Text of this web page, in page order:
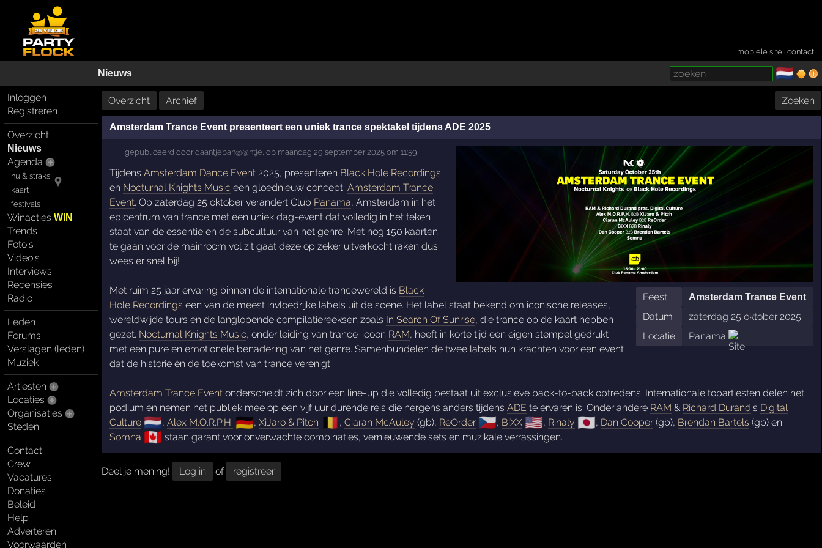
mobiele site ·contact
Nieuws 🇳🇱
Inloggen
Registreren
Overzicht
Nieuws
Agenda
nu & straks
kaart
festivals
WinactiesWIN
Trends
Foto's
Video's
Interviews
Recensies
Radio
Leden
Forums
Verslagen (leden)
Muziek
Artiesten
Locaties
Organisaties
Steden
Contact
Crew
Vacatures
Donaties
Beleid
Help
Adverteren
Voorwaarden
Overzicht Archief Zoeken
Amsterdam Trance Event presenteert een uniek trance spektakel tijdens ADE 2025
gepubliceerd doordaantjeban@@ntje, op maandag 29 september 2025 om 11:59
Feest Amsterdam Trance Event
Datum
zaterdag 25 oktober 2025
Locatie
Panama
Tijdens Amsterdam Dance Event2025, presenteren Black Hole Recordings
en Nocturnal Knights Music een gloednieuw concept: Amsterdam Trance
Event. Op zaterdag 25 oktober verandert Club Panama, Amsterdam in het
epicentrum van trance met een uniek dag-event dat volledig in het teken
staat van de essentie en de subcultuur van het genre. Met nog 150 kaarten
te gaan voor de mainroom vol zit gaat deze op zeker uitverkocht raken dus
wees er snel bij!
Met ruim 25 jaar ervaring binnen de internationale trancewereld is Black
Hole Recordings een van de meest invloedrijke labels uit de scene. Het label staat bekend om iconische releases,
wereldwijde tours en de langlopende compilatiereeksen zoals In Search Of Sunrise, die trance op de kaart hebben
gezet. Nocturnal Knights Music, onder leiding van trance-icoon RAM, heeft in korte tijd een eigen stempel gedrukt
met een pure en emotionele benadering van het genre. Samenbundelen de twee labels hun krachten voor een event
dat de historie én de toekomst van trance verenigt.
Amsterdam Trance Eventonderscheidt zich door een line-up die volledig bestaat uit exclusieve back-to-back optredens. Internationale topartiesten delen het
podium en nemen het publiek mee op een vijf uur durende reis die nergens anders tijdens ADE te ervaren is. Onder andere RAM & Richard Durand's Digital
Culture 🇳🇱, Alex M.O.R.P.H. 🇩🇪, XiJaro & Pitch 🇧🇪 , Ciaran McAuley (gb), ReOrder 🇨🇿, BiXX 🇺🇸, Rinaly 🇯🇵, Dan Cooper(gb), Brendan Bartels (gb) en
Somna 🇨🇦 staan garant voor onverwachte combinaties, vernieuwende sets en muzikale verrassingen.
Deel je mening! Log in of registreer